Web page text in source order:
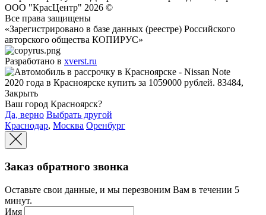
ООО "КрасЦентр" 2026 ©
Все права защищены
«Зарегистрировано в базе данных (реестре) Российского
авторского общества КОПИРУС»
Разработано в xverst.ru
Ваш город Красноярск?
Да, верно Выбрать другой
Краснодар, Москва Оренбург
Заказ обратного звонка
Оставьте свои данные, и мы перезвоним Вам в течении 5
минут.
Имя